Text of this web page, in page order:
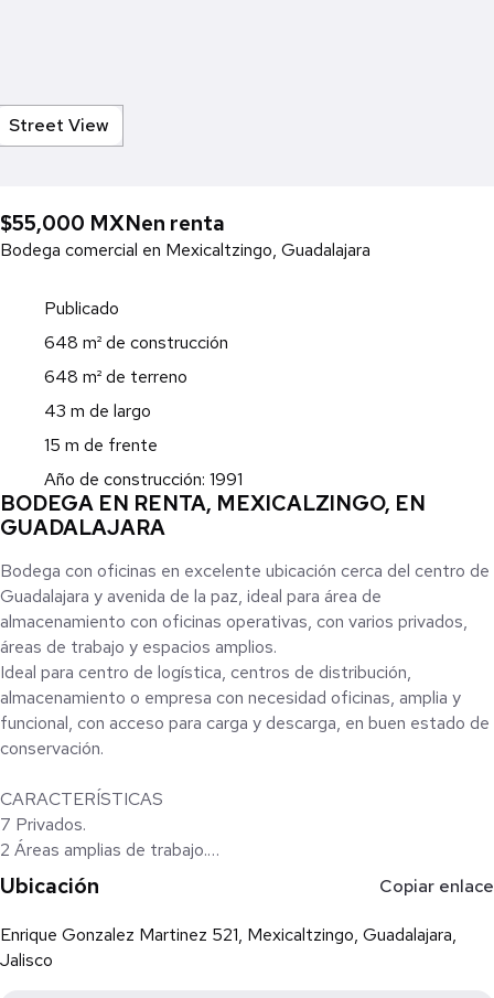
Street View
$55,000 MXNen renta
Bodega comercial en Mexicaltzingo, Guadalajara
Publicado
648 m² de construcción
648 m² de terreno
43 m de largo
15 m de frente
Año de construcción: 1991
BODEGA EN RENTA, MEXICALZINGO, EN
GUADALAJARA
Bodega con oficinas en excelente ubicación cerca del centro de
Guadalajara y avenida de la paz, ideal para área de
almacenamiento con oficinas operativas, con varios privados,
áreas de trabajo y espacios amplios.
Ideal para centro de logística, centros de distribución,
almacenamiento o empresa con necesidad oficinas, amplia y
funcional, con acceso para carga y descarga, en buen estado de
conservación.
CARACTERÍSTICAS
7 Privados.
2 Áreas amplias de trabajo.
1 Almacén.
Cocina.
4 Medios baños.
1 Baño completo.
Ubicación Copiar enlace
Enrique Gonzalez Martinez 521, Mexicaltzingo, Guadalajara,
Jalisco